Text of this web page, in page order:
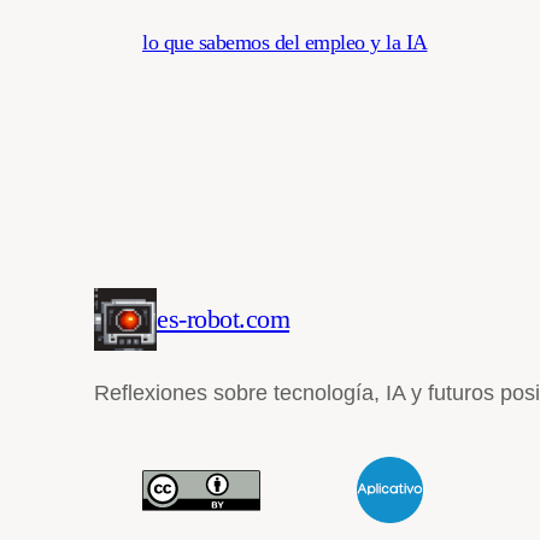
lo que sabemos del empleo y la IA
es-robot.com
Reflexiones sobre tecnología, IA y futuros